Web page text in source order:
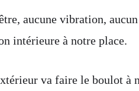
aucune vibration,
intérieure à notre place.
va faire le boulot à